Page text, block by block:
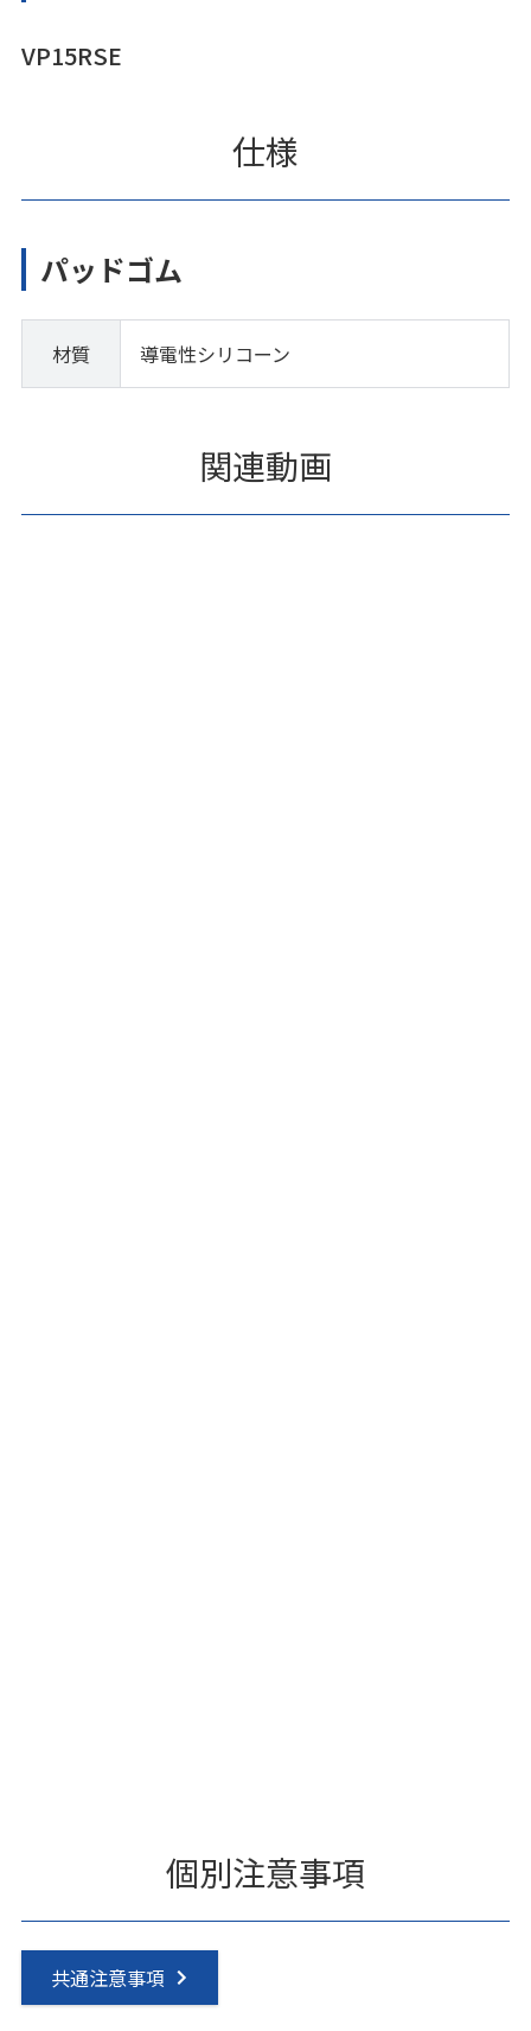
VP15RSE
仕様
パッドゴム
材質 導電性シリコーン
関連動画
個別注意事項
共通注意事項